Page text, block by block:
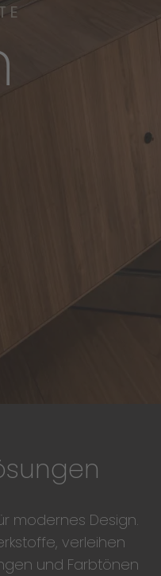
modernes Design.
verleihen
und Farbtönen